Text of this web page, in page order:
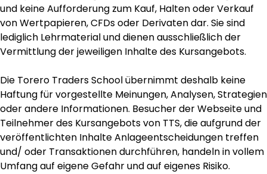
und keine Aufforderung zum Kauf, Halten oder Verkauf
von Wertpapieren, CFDs oder Derivaten dar. Sie sind
lediglich Lehrmaterial und dienen ausschließlich der
Vermittlung der jeweiligen Inhalte des Kursangebots.
Die Torero Traders School übernimmt deshalb keine
Haftung für vorgestellte Meinungen, Analysen, Strategien
oder andere Informationen. Besucher der Webseite und
Teilnehmer des Kursangebots von TTS, die aufgrund der
veröffentlichten Inhalte Anlageentscheidungen treffen
und/ oder Transaktionen durchführen, handeln in vollem
Umfang auf eigene Gefahr und auf eigenes Risiko.